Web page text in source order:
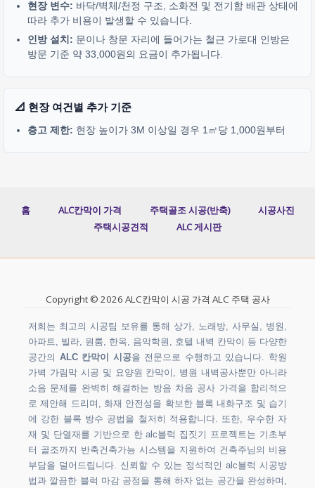
현장 변수: 바닥/벽체/천정 구조, 소화전 및 전기함 배관 상태에
따라 추가 비용이 발생할 수 있습니다.
인방 설치: 문이나 창문 자리에 들어가는 철근 가로대 인방은
방문 기준 약 33,000원의 요금이 추가됩니다.
📐 현장 여건별 추가 기준
층고 제한: 현장 높이가 3M 이상일 경우 1㎡당 1,000원부터
홈 ALC칸막이 가격 주택골조 시공(반축)
시공사진
주택시공견적
ALC 게시판
Copyright © 2026 ALC칸막이 시공 가격 ALC 주택 공사
저희는 최고의 시공팀 보유를 통해 상가, 노래방, 사무실, 병원,
아파트, 빌라, 원룸, 한옥, 음악학원, 호텔 내벽 칸막이 등 다양한
공간의 ALC 칸막이 시공을 전문으로 수행하고 있습니다. 학원
가벽 가림막 시공 및 요양원 칸막이, 병원 내벽공사뿐만 아니라
소음 문제를 완벽히 해결하는 방음 차음 공사 가격을 합리적으
로 제안해 드리며, 화재 안전성을 확보한 블록 내화구조 및 습기
에 강한 블록 방수 공법을 철저히 적용합니다. 또한, 우수한 자
재 및 단열재를 기반으로 한 alc블럭 집짓기 프로젝트는 기초부
터 골조까지 반축건축가능 시스템을 지원하여 건축주님의 비용
부담을 덜어드립니다. 신뢰할 수 있는 정석적인 alc블럭 시공방
법과 깔끔한 블럭 마감 공정을 통해 하자 없는 공간을 완성하며,